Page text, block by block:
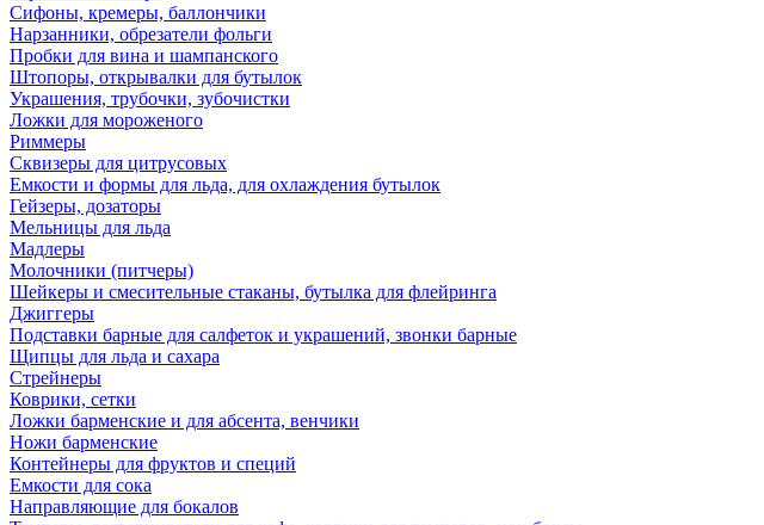
Сифоны, кремеры, баллончики
Нарзанники, обрезатели фольги
Пробки для вина и шампанского
Штопоры, открывалки для бутылок
Украшения, трубочки, зубочистки
Ложки для мороженого
Риммеры
Сквизеры для цитрусовых
Емкости и формы для льда, для охлаждения бутылок
Гейзеры, дозаторы
Мельницы для льда
Мадлеры
Молочники (питчеры)
Шейкеры и смесительные стаканы, бутылка для флейринга
Джиггеры
Подставки барные для салфеток и украшений, звонки барные
Щипцы для льда и сахара
Стрейнеры
Коврики, сетки
Ложки барменские и для абсента, венчики
Ножи барменские
Контейнеры для фруктов и специй
Емкости для сока
Направляющие для бокалов